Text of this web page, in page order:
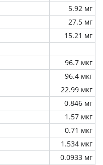
5.92 мг
27.5 мг
15.21 мг
96.7 мкг
96.4 мкг
22.99 мкг
0.846 мг
1.57 мкг
0.71 мкг
1.534 мкг
0.0933 мг